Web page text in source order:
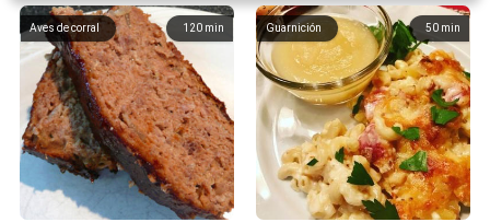
120 min
Aves de corral 50 min
Guarnición